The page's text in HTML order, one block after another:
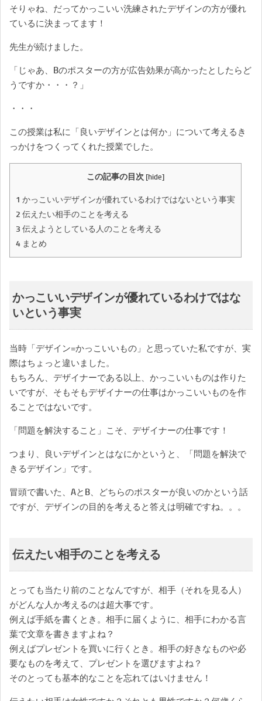
そりゃね、だってかっこいい洗練されたデザインの方が優れ
ているに決まってます！
先生が続けました。
「じゃあ、Bのポスターの方が広告効果が高かったとしたらど
うですか・・・？」
・・・
この授業は私に「良いデザインとは何か」について考えるき
っかけをつくってくれた授業でした。
この記事の目次 [hide]
1 かっこいいデザインが優れているわけではないという事実
2 伝えたい相手のことを考える
3 伝えようとしている人のことを考える
4 まとめ
かっこいいデザインが優れているわけではな
いという事実
当時「デザイン=かっこいいもの」と思っていた私ですが、実
際はちょっと違いました。
もちろん、デザイナーである以上、かっこいいものは作りた
いですが、そもそもデザイナーの仕事はかっこいいものを作
ることではないです。
「問題を解決すること」こそ、デザイナーの仕事です！
つまり、良いデザインとはなにかというと、「問題を解決で
きるデザイン」です。
冒頭で書いた、AとB、どちらのポスターが良いのかという話
ですが、デザインの目的を考えると答えは明確ですね。。。
伝えたい相手のことを考える
とっても当たり前のことなんですが、相手（それを見る人）
がどんな人か考えるのは超大事です。
例えば手紙を書くとき。相手に届くように、相手にわかる言
葉で文章を書きますよね？
例えばプレゼントを買いに行くとき。相手の好きなものや必
要なものを考えて、プレゼントを選びますよね？
そのとっても基本的なことを忘れてはいけません！